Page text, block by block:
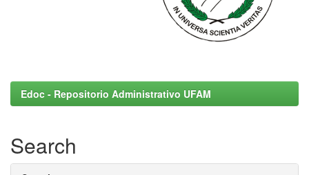
Edoc - Repositorio Administrativo UFAM
Search